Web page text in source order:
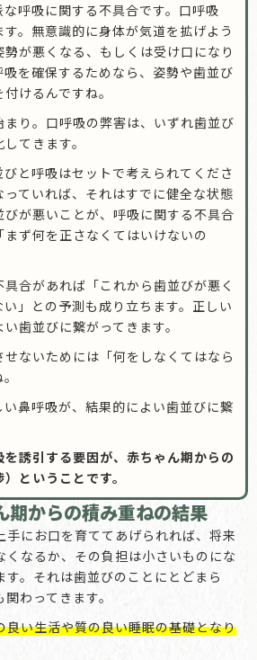
呼吸に関する不具合です。口呼吸
。無意識的に身体が気道を拡げよう
が悪くなる、もしくは受け口になり
を確保するためなら、姿勢や歯並び
けるんですね。
まり。口呼吸の弊害は、いずれ歯並び
てきます。
と呼吸はセットで考えられてくださ
ていれば、それはすでに健全な状態
びが悪いことが、呼吸に関する不具合
ず何を正さなくてはいけないの
合があれば「これから歯並びが悪く
」との予測も成り立ちます。正しい
歯並びに繋がってきます。
ないためには「何をしなくてはなら
鼻呼吸が、結果的によい歯並びに繋
誘引する要因が、赤ちゃん期からの
ということです。
期からの積み重ねの結果
手にお口を育ててあげられれば、将来
くなるか、その負担は小さいものにな
す。それは歯並びのことにとどまら
わってきます。
良い生活や質の良い睡眠の基礎となり